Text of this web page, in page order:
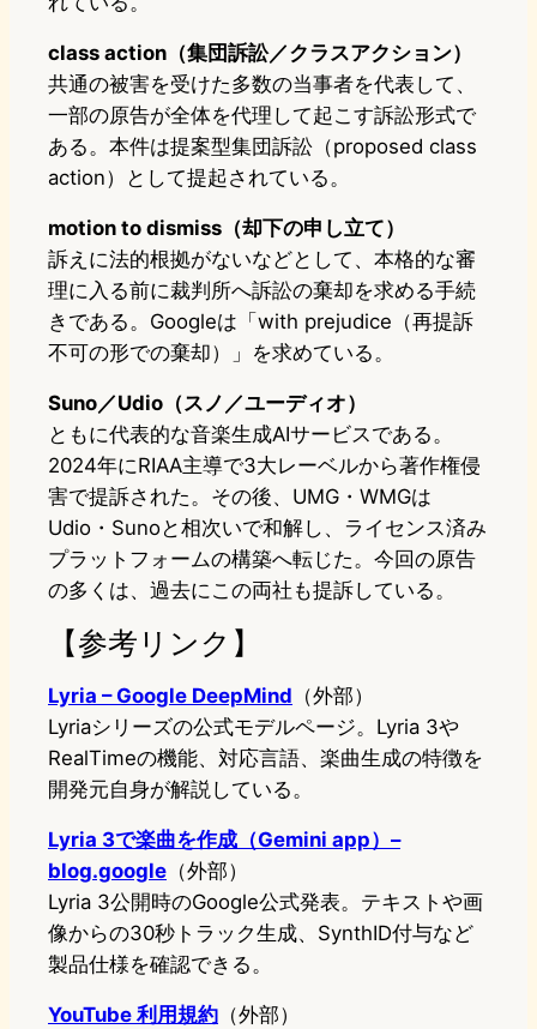
class action（集団訴訟／クラスアクション）
共通の被害を受けた多数の当事者を代表して、
一部の原告が全体を代理して起こす訴訟形式で
ある。本件は提案型集団訴訟（proposed class
action）として提起されている。
motion to dismiss（却下の申し立て）
訴えに法的根拠がないなどとして、本格的な審
理に入る前に裁判所へ訴訟の棄却を求める手続
きである。Googleは「with prejudice（再提訴
不可の形での棄却）」を求めている。
Suno／Udio（スノ／ユーディオ）
ともに代表的な音楽生成AIサービスである。
2024年にRIAA主導で3大レーベルから著作権侵
害で提訴された。その後、UMG・WMGは
Udio・Sunoと相次いで和解し、ライセンス済み
プラットフォームの構築へ転じた。今回の原告
の多くは、過去にこの両社も提訴している。
【参考リンク】
Lyria – Google DeepMind （外部）
Lyriaシリーズの公式モデルページ。Lyria 3や
RealTimeの機能、対応言語、楽曲生成の特徴を
開発元自身が解説している。
Lyria 3で楽曲を作成（Gemini app）–
blog.google （外部）
Lyria 3公開時のGoogle公式発表。テキストや画
像からの30秒トラック生成、SynthID付与など
製品仕様を確認できる。
YouTube 利用規約 （外部）